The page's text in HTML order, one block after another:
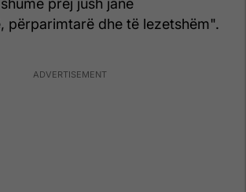
prej jush janë
përparimtarë dhe të lezetshëm".